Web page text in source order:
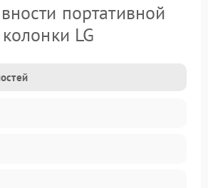
портативной
колонки LG